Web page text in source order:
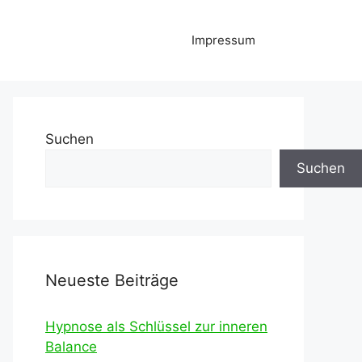
Impressum
Suchen
Suchen
Neueste Beiträge
Hypnose als Schlüssel zur inneren
Balance